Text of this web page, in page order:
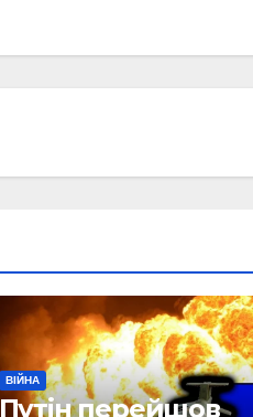
ВІЙНА
Путін перейшов